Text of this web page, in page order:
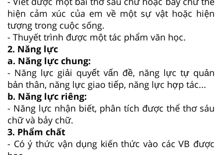
hiện cảm xúc của em về một sự vật hoặc hiện
tượng trong cuộc sống.
- Thuyết trình được một tác phẩm văn học.
2. Năng lực
a. Năng lực chung:
- Năng lực giải quyết vấn đề, năng lực tự quản
bản thân, năng lực giao tiếp, năng lực hợp tác...
b. Năng lực riêng:
- Năng lực nhận biết, phân tích được thể thơ sáu
chữ và bảy chữ.
3. Phẩm chất
- Có ý thức vận dụng kiến thức vào các VB được